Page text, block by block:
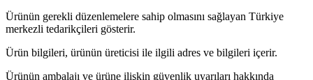
Ürünün gerekli düzenlemelere sahip olmasını sağlayan Türkiye
merkezli tedarikçileri gösterir.
Ürün bilgileri, ürünün üreticisi ile ilgili adres ve bilgileri içerir.
Ürünün ambalajı ve ürüne ilişkin güvenlik uyarıları hakkında